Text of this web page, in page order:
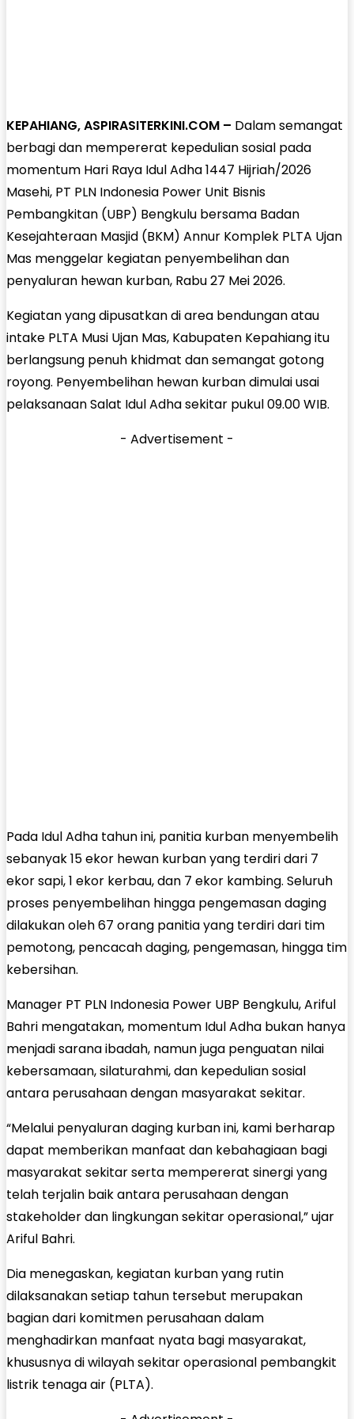
KEPAHIANG, ASPIRASITERKINI.COM – Dalam semangat
berbagi dan mempererat kepedulian sosial pada
momentum Hari Raya Idul Adha 1447 Hijriah/2026
Masehi, PT PLN Indonesia Power Unit Bisnis
Pembangkitan (UBP) Bengkulu bersama Badan
Kesejahteraan Masjid (BKM) Annur Komplek PLTA Ujan
Mas menggelar kegiatan penyembelihan dan
penyaluran hewan kurban, Rabu 27 Mei 2026.
Kegiatan yang dipusatkan di area bendungan atau
intake PLTA Musi Ujan Mas, Kabupaten Kepahiang itu
berlangsung penuh khidmat dan semangat gotong
royong. Penyembelihan hewan kurban dimulai usai
pelaksanaan Salat Idul Adha sekitar pukul 09.00 WIB.
- Advertisement -
Pada Idul Adha tahun ini, panitia kurban menyembelih
sebanyak 15 ekor hewan kurban yang terdiri dari 7
ekor sapi, 1 ekor kerbau, dan 7 ekor kambing. Seluruh
proses penyembelihan hingga pengemasan daging
dilakukan oleh 67 orang panitia yang terdiri dari tim
pemotong, pencacah daging, pengemasan, hingga tim
kebersihan.
Manager PT PLN Indonesia Power UBP Bengkulu, Ariful
Bahri mengatakan, momentum Idul Adha bukan hanya
menjadi sarana ibadah, namun juga penguatan nilai
kebersamaan, silaturahmi, dan kepedulian sosial
antara perusahaan dengan masyarakat sekitar.
“Melalui penyaluran daging kurban ini, kami berharap
dapat memberikan manfaat dan kebahagiaan bagi
masyarakat sekitar serta mempererat sinergi yang
telah terjalin baik antara perusahaan dengan
stakeholder dan lingkungan sekitar operasional,” ujar
Ariful Bahri.
Dia menegaskan, kegiatan kurban yang rutin
dilaksanakan setiap tahun tersebut merupakan
bagian dari komitmen perusahaan dalam
menghadirkan manfaat nyata bagi masyarakat,
khususnya di wilayah sekitar operasional pembangkit
listrik tenaga air (PLTA).